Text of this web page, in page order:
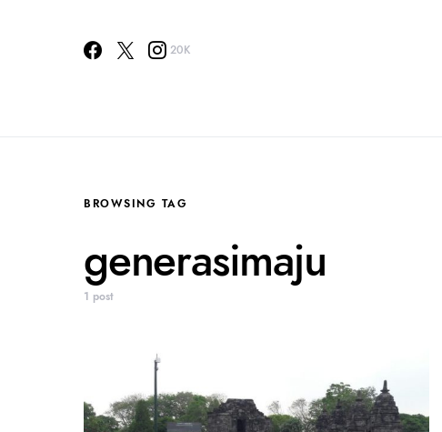
20K
BROWSING TAG
generasimaju
1 post